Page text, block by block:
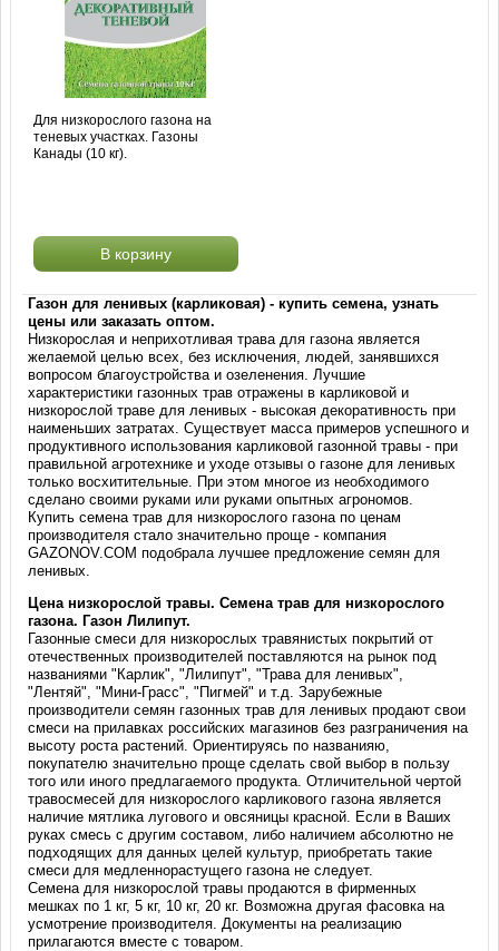
Для низкорослого газона на
теневых участках. Газоны
Канады (10 кг).
В корзину
Газон для ленивых (карликовая) - купить семена, узнать
цены или заказать оптом.
Низкорослая и неприхотливая трава для газона является
желаемой целью всех, без исключения, людей, занявшихся
вопросом благоустройства и озеленения. Лучшие
характеристики газонных трав отражены в карликовой и
низкорослой траве для ленивых - высокая декоративность при
наименьших затратах. Существует масса примеров успешного и
продуктивного использования карликовой газонной травы - при
правильной агротехнике и уходе отзывы о газоне для ленивых
только восхитительные. При этом многое из необходимого
сделано своими руками или руками опытных агрономов.
Купить семена трав для низкорослого газона по ценам
производителя стало значительно проще - компания
GAZONOV.COM подобрала лучшее предложение семян для
ленивых.
Цена низкорослой травы. Семена трав для низкорослого
газона. Газон Лилипут.
Газонные смеси для низкорослых травянистых покрытий от
отечественных производителей поставляются на рынок под
названиями "Карлик", "Лилипут", "Трава для ленивых",
"Лентяй", "Мини-Грасс", "Пигмей" и т.д. Зарубежные
производители семян газонных трав для ленивых продают свои
смеси на прилавках российских магазинов без разграничения на
высоту роста растений. Ориентируясь по названияю,
покупателю значительно проще сделать свой выбор в пользу
того или иного предлагаемого продукта. Отличительной чертой
травосмесей для низкорослого карликового газона является
наличие мятлика лугового и овсяницы красной. Если в Ваших
руках смесь с другим составом, либо наличием абсолютно не
подходящих для данных целей культур, приобретать такие
смеси для медленнорастущего газона не следует.
Семена для низкорослой травы продаются в фирменных
мешках по 1 кг, 5 кг, 10 кг, 20 кг. Возможна другая фасовка на
усмотрение производителя. Документы на реализацию
прилагаются вместе с товаром.